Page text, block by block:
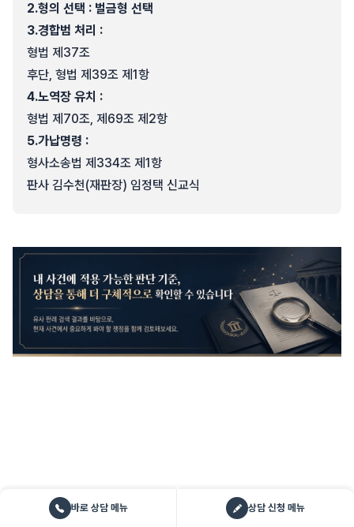
2.형의 선택 : 벌금형 선택
3.경합범 처리 :
형법 제37조
후단, 형법 제39조 제1항
4.노역장 유치 :
형법 제70조, 제69조 제2항
5.가납명령 :
형사소송법 제334조 제1항
판사 김수천(재판장) 임정택 신교식
바로 상담 메뉴 상담 신청 메뉴